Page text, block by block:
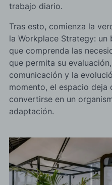
trabajo diario.
Tras esto, comienza la
la Workplace Strategy: un
que comprenda las
que permita su
comunicación y la
momento, el espacio deja
convertirse en un
adaptación.